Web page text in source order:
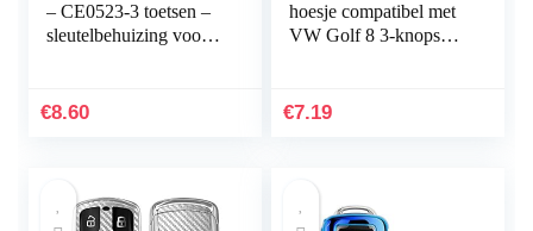
– CE0523-3 toetsen –
sleutelbehuizing voor
groef – batterij op…
€8.60
hoesje compatibel met
VW Golf 8 3-knops
in zwart/rood/wit
€7.19